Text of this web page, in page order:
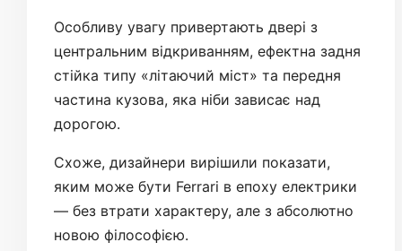
Особливу увагу привертають двері з
центральним відкриванням, ефектна задня
стійка типу «літаючий міст» та передня
частина кузова, яка ніби зависає над
дорогою.
Схоже, дизайнери вирішили показати,
яким може бути Ferrari в епоху електрики
— без втрати характеру, але з абсолютно
новою філософією.